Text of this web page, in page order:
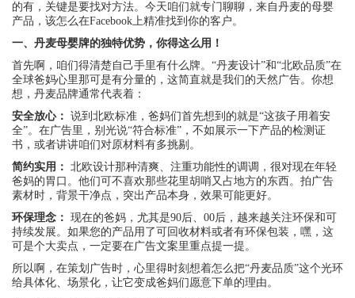
的有，关键是要找对方法。今天咱们就专门聊聊，来自丹麦的母婴
产品，该怎么在Facebook上精准找到你的客户。
一、丹麦母婴牌的独特优势，你得这么用！
首先啊，咱们得清楚自己手里有什么牌。“丹麦设计”和“北欧品质”在
全球爸妈心里那可是有分量的，这简直就是我们的天然广告。你想
想，丹麦品牌通常代表着：
安全放心： 说到北欧标准，爸妈们首先想到的就是“这孩子用着安
全”。在广告里，别光说“符合标准”，不如展示一下产品的检测证
书，或者讲讲咱们对原材料有多挑剔。
简约实用： 北欧设计那种清爽、注重功能性的调调，很对现在年轻
爸妈的胃口。他们可不喜欢那些花里胡哨又占地方的东西。拍广告
素材时，背景干净点，突出产品本身，效果可能更好。
环保理念： 现在的爸妈，尤其是90后、00后，越来越关注环保和可
持续发展。如果您的产品用了可回收材料或者有环保包装，嘿，这
可是个大卖点，一定要在广告文案里重点提一提。
所以啊，在策划广告时，心里得时刻想着怎么把“丹麦品质”这个光环
给具体化、场景化，让它变成爸妈们愿意下单的理由。